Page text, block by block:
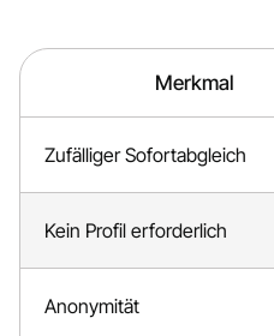
Merkmal
Zufälliger Sofortabgleich
Kein Profil erforderlich
Anonymität